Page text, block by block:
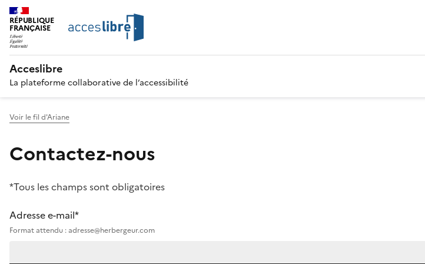
RÉPUBLIQUE
FRANÇAISE
Acceslibre
La plateforme collaborative de l’accessibilité
Voir le fil d'Ariane
Contactez-nous
*Tous les champs sont obligatoires
Adresse e-mail*
Format attendu : adresse@herbergeur.com